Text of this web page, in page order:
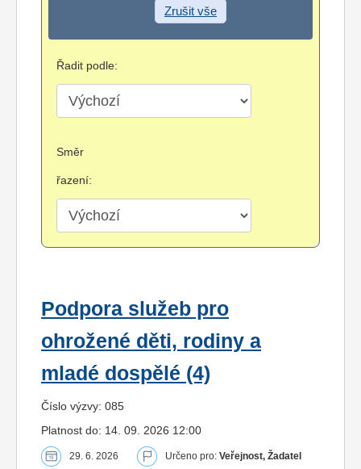
Zrušit vše
Řadit podle:
Směr
řazení:
Podpora služeb pro
ohrožené děti, rodiny a
mladé dospělé (4)
Číslo výzvy: 085
Platnost do: 14. 09. 2026 12:00
29. 6. 2026 Určeno pro: Veřejnost, Žadatel